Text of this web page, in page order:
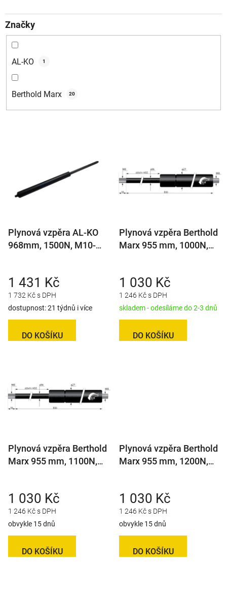
Značky
AL-KO 1
Berthold Marx 20
o
d
ů
Plynová vzpěra AL-KO
968mm, 1500N, M10-
1 732 Kč s DPH
1 431 Kč
dostupnost: 21 týdnů i více
DO KOŠÍKU
Plynová vzpěra Berthold
Marx 955 mm, 1000N,
1 246 Kč s DPH
1 030 Kč
skladem - odesíláme do 2-3 dnů
DO KOŠÍKU
Plynová vzpěra Berthold
Marx 955 mm, 1100N,
1 246 Kč s DPH
1 030 Kč
obvykle 15 dnů
DO KOŠÍKU
Plynová vzpěra Berthold
Marx 955 mm, 1200N,
1 246 Kč s DPH
1 030 Kč
obvykle 15 dnů
DO KOŠÍKU